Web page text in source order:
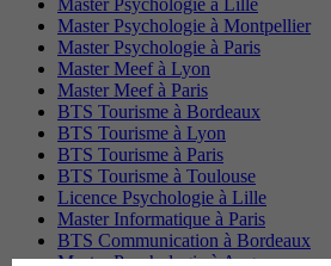
Master Psychologie à Montpellier
Master Psychologie à Paris
Master Meef à Lyon
Master Meef à Paris
BTS Tourisme à Bordeaux
BTS Tourisme à Lyon
BTS Tourisme à Paris
BTS Tourisme à Toulouse
Licence Psychologie à Lille
Master Informatique à Paris
BTS Communication à Bordeaux
Master Psychologie à Angers